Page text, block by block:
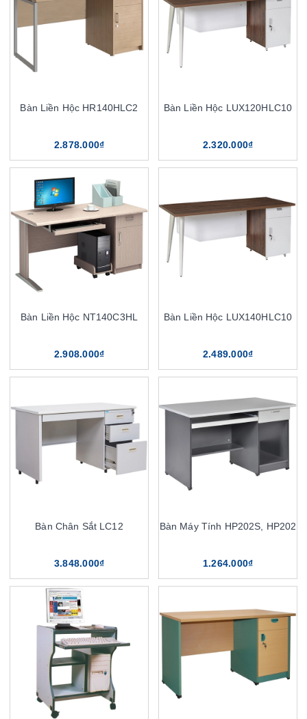
Bàn Liền Hộc HR140HLC2
2.878.000₫
Bàn Liền Hộc LUX120HLC10
2.320.000₫
Bàn Liền Hộc NT140C3HL
2.908.000₫
Bàn Liền Hộc LUX140HLC10
2.489.000₫
Bàn Chân Sắt LC12
3.848.000₫
Bàn Máy Tính HP202S, HP202
1.264.000₫